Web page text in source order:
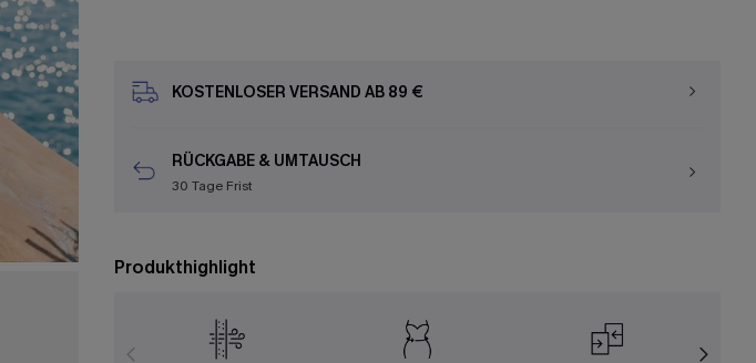
KOSTENLOSER VERSAND AB 89 €
RÜCKGABE & UMTAUSCH
30 Tage Frist
Produkthighlight